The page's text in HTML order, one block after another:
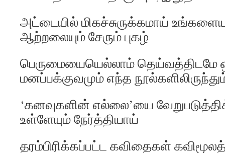
அட்டையில் மிகச்சுருக்கமாய்
ஆற்றலையும் சேரும் புகழ்
பெருமையையெல்லாம் தெய்வத்திடமே
மனப்பக்குவமும் எந்த
‘கனவுகளின் எல்லை’யை
உள்ளேயும் நேர்த்தியாய்
தரம்பிரிக்கப்பட்ட கவிதைகள்